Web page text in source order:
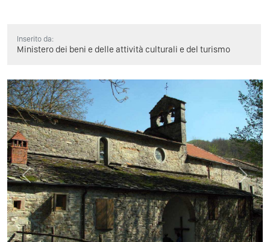
Inserito da:
Ministero dei beni e delle attività culturali e del turismo
Previous Next